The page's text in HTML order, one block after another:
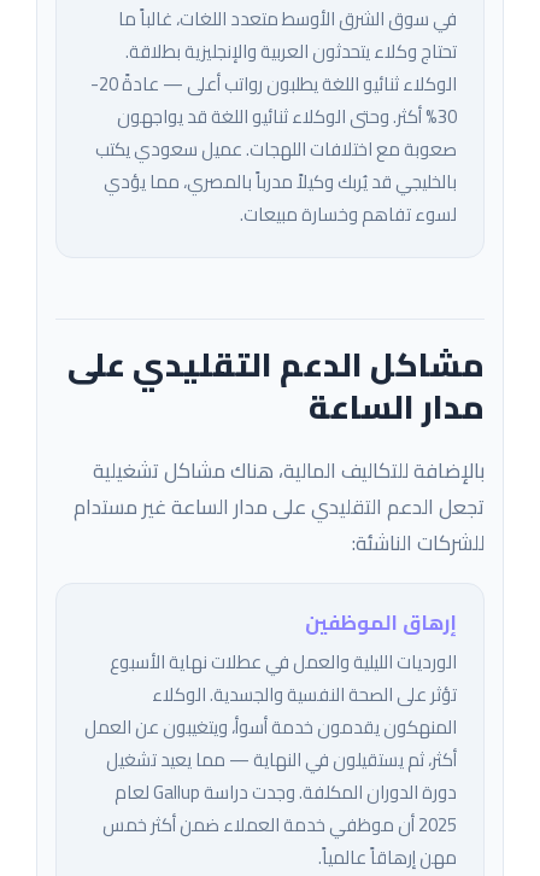
في سوق الشرق الأوسط متعدد اللغات، غالباً ما
تحتاج وكلاء يتحدثون العربية والإنجليزية بطلاقة.
الوكلاء ثنائيو اللغة يطلبون رواتب أعلى — عادةً 20-
30% أكثر. وحتى الوكلاء ثنائيو اللغة قد يواجهون
صعوبة مع اختلافات اللهجات. عميل سعودي يكتب
بالخليجي قد يُربك وكيلاً مدرباً بالمصري، مما يؤدي
لسوء تفاهم وخسارة مبيعات.
مشاكل الدعم التقليدي على
مدار الساعة
بالإضافة للتكاليف المالية، هناك مشاكل تشغيلية
تجعل الدعم التقليدي على مدار الساعة غير مستدام
للشركات الناشئة:
إرهاق الموظفين
الورديات الليلية والعمل في عطلات نهاية الأسبوع
تؤثر على الصحة النفسية والجسدية. الوكلاء
المنهكون يقدمون خدمة أسوأ، ويتغيبون عن العمل
أكثر، ثم يستقيلون في النهاية — مما يعيد تشغيل
دورة الدوران المكلفة. وجدت دراسة Gallup لعام
2025 أن موظفي خدمة العملاء ضمن أكثر خمس
مهن إرهاقاً عالمياً.